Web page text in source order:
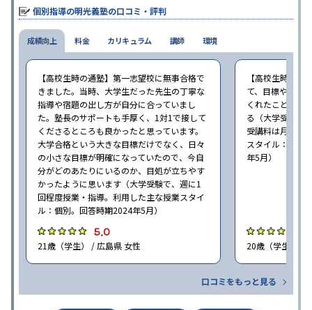
個別指導の明光義塾の口コミ・評判
成績向上
【高校生時の通塾】第一志望校に無事合格で
きました。当時、大学生だった先生の丁寧な
指導や宿題の出し方が自分に合っていまし
た。塾長のサポートも手厚く、1対1で接して
くださるところも良かったと思っています。
大学合格という大きな目標だけでなく、日々
の小さな目標が明確になっていたので、今自
分がどのあたりにいるのか、目処が立ちやす
かったように思います（大学受験で、週に1
回程度授業・指導。利用した主な授業スタイ
ル：個別。回答時期2024年5月）
5.0
21歳（学生） / 広島県 女性
【高校生時の通
て、目標や勉強
くれたことが、
る（大学受験で
受講料は月
スタイル：個別
年5月）
20歳（学生） /
口コミをもっと見る
料金 カリキュラム 講師 環境